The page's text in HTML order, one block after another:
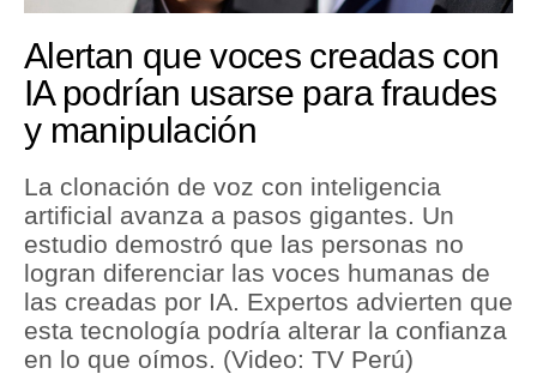
Tu Dinero
Finanzas Personales
Inmobiliarias
Plus G
Opinión
Editorial
Pregunta de hoy
Alertan que voces creadas con
IA podrían usarse para fraudes
y manipulación
La clonación de voz con inteligencia
artificial avanza a pasos gigantes. Un
estudio demostró que las personas no
logran diferenciar las voces humanas de
las creadas por IA. Expertos advierten que
esta tecnología podría alterar la confianza
en lo que oímos. (Video: TV Perú)